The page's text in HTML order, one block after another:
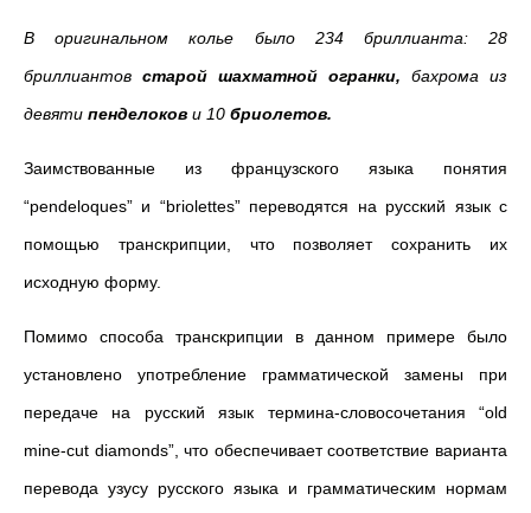
В оригинальном колье было 234 бриллианта: 28
бриллиантов старой шахматной огранки, бахрома из
девяти пенделоков и 10 бриолетов.
Заимствованные из французского языка понятия
“pendeloques” и “briolettes” переводятся на русский язык с
помощью транскрипции, что позволяет сохранить их
исходную форму.
Помимо способа транскрипции в данном примере было
установлено употребление грамматической замены при
передаче на русский язык термина-словосочетания “old
mine-cut diamonds”, что обеспечивает соответствие варианта
перевода узусу русского языка и грамматическим нормам